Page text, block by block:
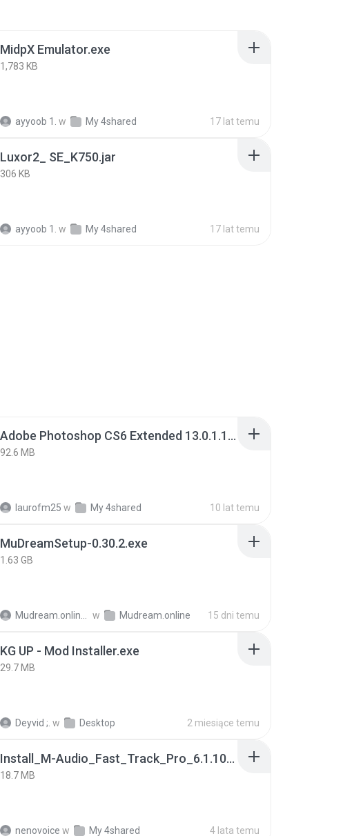
MidpX Emulator.exe
1,783 KB
ayyoob 1. w My 4shared 17 lat temu
Luxor2_ SE_K750.jar
306 KB
ayyoob 1. w My 4shared 17 lat temu
Adobe Photoshop CS6 Extended 13.0.1.1 Multilanguage Portable x86.exe
92.6 MB
laurofm25 w My 4shared 10 lat temu
MuDreamSetup-0.30.2.exe
1.63 GB
w Mudream.online 15 dni temu
KG UP - Mod Installer.exe
29.7 MB
Deyvid ;. w Desktop 2 miesiące temu
Install_M-Audio_Fast_Track_Pro_6.1.10.exe
18.7 MB
nenovoice w My 4shared 4 lata temu